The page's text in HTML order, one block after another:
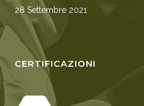
28 Settembre 2021
CERTIFICAZIONI